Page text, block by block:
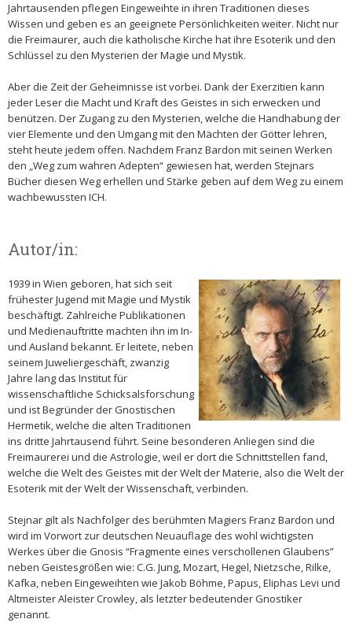
Jahrtausenden pflegen Eingeweihte in ihren Traditionen dieses
Wissen und geben es an geeignete Persönlichkeiten weiter. Nicht nur
die Freimaurer, auch die katholische Kirche hat ihre Esoterik und den
Schlüssel zu den Mysterien der Magie und Mystik.
Aber die Zeit der Geheimnisse ist vorbei. Dank der Exerzitien kann
jeder Leser die Macht und Kraft des Geistes in sich erwecken und
benützen. Der Zugang zu den Mysterien, welche die Handhabung der
vier Elemente und den Umgang mit den Mächten der Götter lehren,
steht heute jedem offen. Nachdem Franz Bardon mit seinen Werken
den „Weg zum wahren Adepten“ gewiesen hat, werden Stejnars
Bücher diesen Weg erhellen und Stärke geben auf dem Weg zu einem
wachbewussten ICH.
Autor/in:
1939 in Wien geboren, hat sich seit
frühester Jugend mit Magie und Mystik
beschäftigt. Zahlreiche Publikationen
und Medienauftritte machten ihn im In-
und Ausland bekannt. Er leitete, neben
seinem Juweliergeschäft, zwanzig
Jahre lang das Institut für
wissenschaftliche Schicksalsforschung
und ist Begründer der Gnostischen
Hermetik, welche die alten Traditionen
ins dritte Jahrtausend führt. Seine besonderen Anliegen sind die
Freimaurerei und die Astrologie, weil er dort die Schnittstellen fand,
welche die Welt des Geistes mit der Welt der Materie, also die Welt der
Esoterik mit der Welt der Wissenschaft, verbinden.
Stejnar gilt als Nachfolger des berühmten Magiers Franz Bardon und
wird im Vorwort zur deutschen Neuauflage des wohl wichtigsten
Werkes über die Gnosis “Fragmente eines verschollenen Glaubens”
neben Geistesgrößen wie: C.G. Jung, Mozart, Hegel, Nietzsche, Rilke,
Kafka, neben Eingeweihten wie Jakob Böhme, Papus, Eliphas Levi und
Altmeister Aleister Crowley, als letzter bedeutender Gnostiker
genannt.